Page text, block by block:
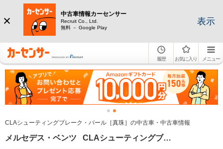
中古車情報カーセンサー
Recruit Co., Ltd.
無料 － Google Play
表示
履歴 お気に入り メニュー
CLAシューティングブレーク・パール［真珠］の中古車・中古車情報
メルセデス・ベンツ CLAシューティングブレーク パール系